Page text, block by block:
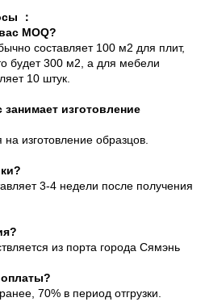
：
MOQ?
составляет 100 м2 для плит,
будет 300 м2, а для мебели
10 штук.
изготовление
изготовление образцов.
3-4 недели после получения
из порта города Сямэнь
70% в период отгрузки.